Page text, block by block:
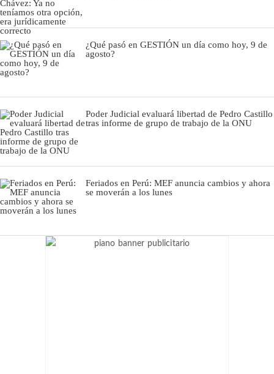
¿Qué pasó en GESTIÓN un día como hoy, 9 de
agosto?
Poder Judicial evaluará libertad de Pedro Castillo
tras informe de grupo de trabajo de la ONU
Feriados en Perú: MEF anuncia cambios y ahora
se moverán a los lunes